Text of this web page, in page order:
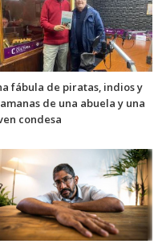
fábula de piratas, indios y
de una abuela y una
condesa